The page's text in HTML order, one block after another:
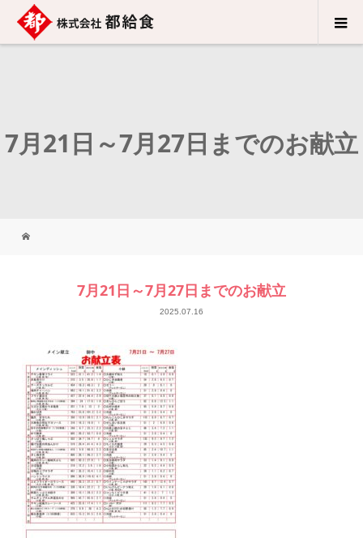
7月21日～7月27日までのお献立
7月21日～7月27日までのお献立
2025.07.16